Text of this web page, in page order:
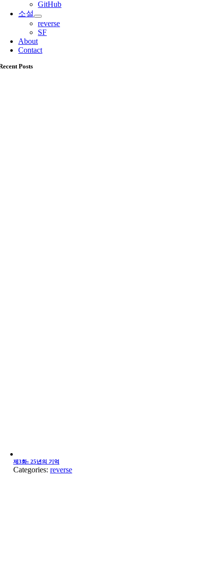
GitHub
소설
reverse
SF
About
Contact
Posts
제3화: 25년의 기억
Categories: reverse